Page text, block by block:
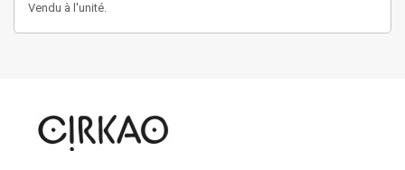
Vendu à l'unité.